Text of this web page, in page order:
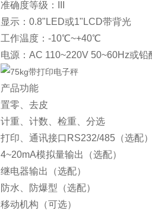
准确度等级：III
显示：0.8"LED或1"LCD带背光
工作温度：-10℃~+40℃
电源：AC 110~220V 50~60Hz或
产品功能
置零、去皮
计重、计数、检重、分选
打印、通讯接口RS232/485（选配）
4~20mA模拟量输出（选配）
继电器输出（选配）
防水、防爆型（选配）
移动机构（可选）